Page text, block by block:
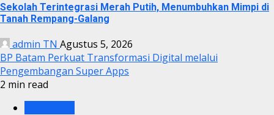
Sekolah Terintegrasi Merah Putih, Menumbuhkan Mimpi di
Tanah Rempang-Galang
admin TN Agustus 5, 2026
BP Batam Perkuat Transformasi Digital melalui
Pengembangan Super Apps
2 min read